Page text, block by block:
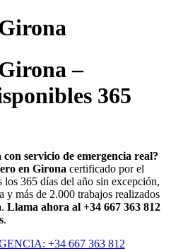
–
365
servicio de emergencia real?
en Girona certificado por el
365 días del año sin excepción,
y más de 2.000 trabajos realizados
Llama ahora al +34 667 363 812
.
+34 667 363 812